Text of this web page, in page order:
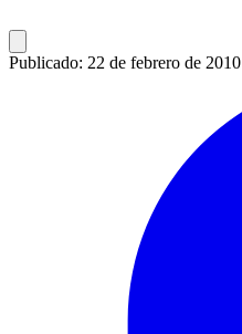
Publicado: 22 de febrero de 2010